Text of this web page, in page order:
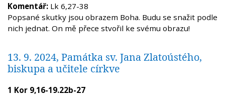
Komentář: Lk 6,27-38
Popsané skutky jsou obrazem Boha. Budu se snažit podle
nich jednat. On mě přece stvořil ke svému obrazu!
13. 9. 2024, Památka sv. Jana Zlatoústého,
biskupa a učitele církve
1 Kor 9,16-19.22b-27